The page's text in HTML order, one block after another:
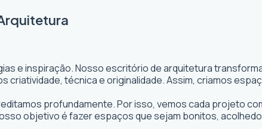
e inspiração. Nosso escritório de arquitetura
criatividade, técnica e originalidade. Assim, criamos
profundamente. Por isso, vemos cada projeto
objetivo é fazer espaços que sejam bonitos,